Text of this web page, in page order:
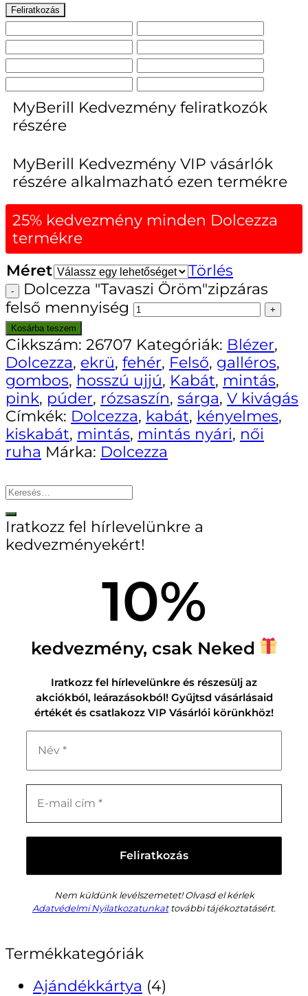
MyBerill Kedvezmény feliratkozók
részére
MyBerill Kedvezmény VIP vásárlók
részére alkalmazható ezen termékre
25% kedvezmény minden Dolcezza
termékre
Méret
Törlés
Dolcezza "Tavaszi Öröm"zipzáras
felső mennyiség
Kosárba teszem
Cikkszám: 26707 Kategóriák: Blézer,
Dolcezza, ekrü, fehér, Felső, galléros,
gombos, hosszú ujjú, Kabát, mintás,
pink, púder, rózsaszín, sárga, V kivágás
Címkék: Dolcezza, kabát, kényelmes,
kiskabát, mintás, mintás nyári, női
ruha Márka: Dolcezza
Iratkozz fel hírlevelünkre a
kedvezményekért!
10%
kedvezmény, csak Neked
Iratkozz fel hírlevelünkre és részesülj az
akciókból, leárazásokból! Gyűjtsd vásárlásaid
értékét és csatlakozz VIP Vásárlói körünkhöz!
Nem küldünk levélszemetet! Olvasd el kérlek
Adatvédelmi Nyilatkozatunkattovábbi tájékoztatásért.
Termékkategóriák
Ajándékkártya (4)